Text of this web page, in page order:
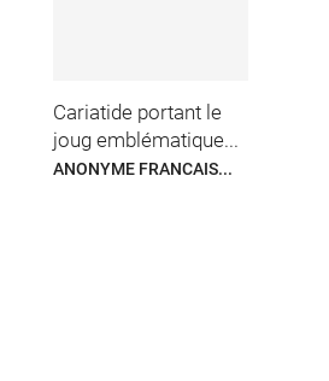
Cariatide portant le
joug emblématique...
ANONYME FRANCAIS...